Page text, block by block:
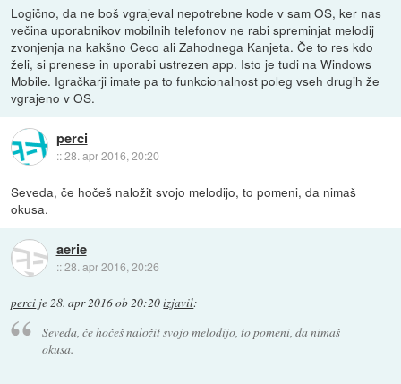
Logično, da ne boš vgrajeval nepotrebne kode v sam OS, ker nas
večina uporabnikov mobilnih telefonov ne rabi spreminjat melodij
zvonjenja na kakšno Ceco ali Zahodnega Kanjeta. Če to res kdo
želi, si prenese in uporabi ustrezen app. Isto je tudi na Windows
Mobile. Igračkarji imate pa to funkcionalnost poleg vseh drugih že
vgrajeno v OS.
perci
::28. apr 2016, 20:20
Seveda, če hočeš naložit svojo melodijo, to pomeni, da nimaš
okusa.
aerie
::28. apr 2016, 20:26
perci je28. apr 2016 ob 20:20izjavil:
Seveda, če hočeš naložit svojo melodijo, to pomeni, da nimaš
okusa.